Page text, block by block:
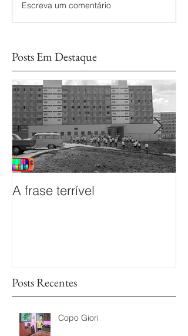
Escreva um comentário
Posts Em Destaque
A frase terrível
Posts Recentes
Copo Giori